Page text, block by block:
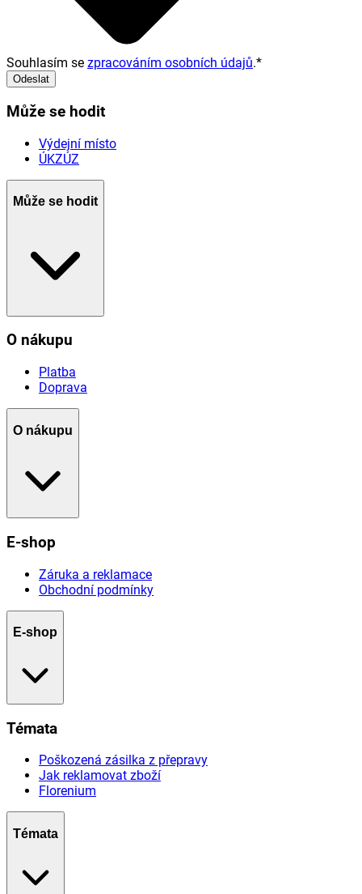
Souhlasím se zpracováním osobních údajů.*
Odeslat
Může se hodit
Výdejní místo
ÚKZÚZ
Může se hodit
O nákupu
Platba
Doprava
O nákupu
E-shop
Záruka a reklamace
Obchodní podmínky
E-shop
Témata
Poškozená zásilka z přepravy
Jak reklamovat zboží
Florenium
Témata